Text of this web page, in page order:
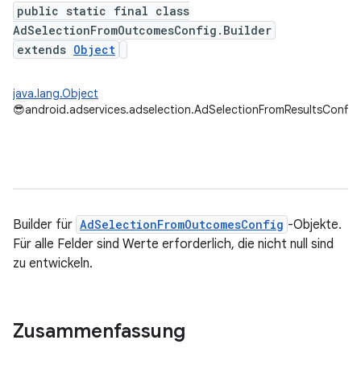
public static final class
AdSelectionFromOutcomesConfig.Builder
extends Object
java.lang.Object
😎
Builder für AdSelectionFromOutcomesConfig -Objekte.
Für alle Felder sind Werte erforderlich, die nicht null sind
zu entwickeln.
Zusammenfassung